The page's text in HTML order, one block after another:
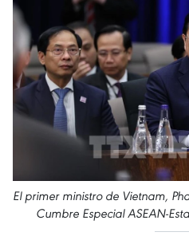
El primer ministro de Vietnam,
Cumbre Especial ASEAN-